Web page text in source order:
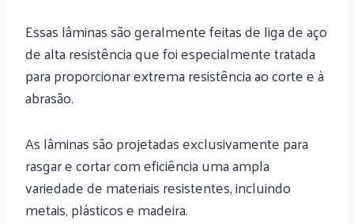
Essas lâminas são geralmente feitas de liga de aço
de alta resistência que foi especialmente tratada
para proporcionar extrema resistência ao corte e à
abrasão.
As lâminas são projetadas exclusivamente para
rasgar e cortar com eficiência uma ampla
variedade de materiais resistentes, incluindo
metais, plásticos e madeira.